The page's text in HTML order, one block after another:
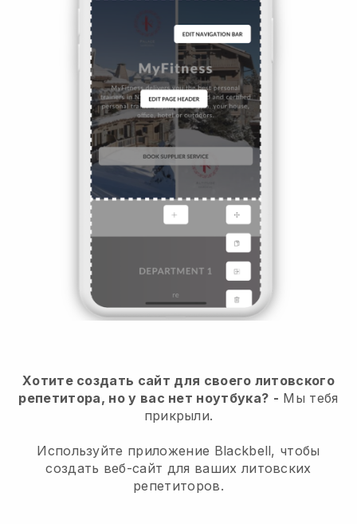
Хотите создать сайт для своего литовского
репетитора, но у вас нет ноутбука? - Мы тебя
прикрыли.
Используйте приложение Blackbell, чтобы
создать веб-сайт для ваших литовских
репетиторов.